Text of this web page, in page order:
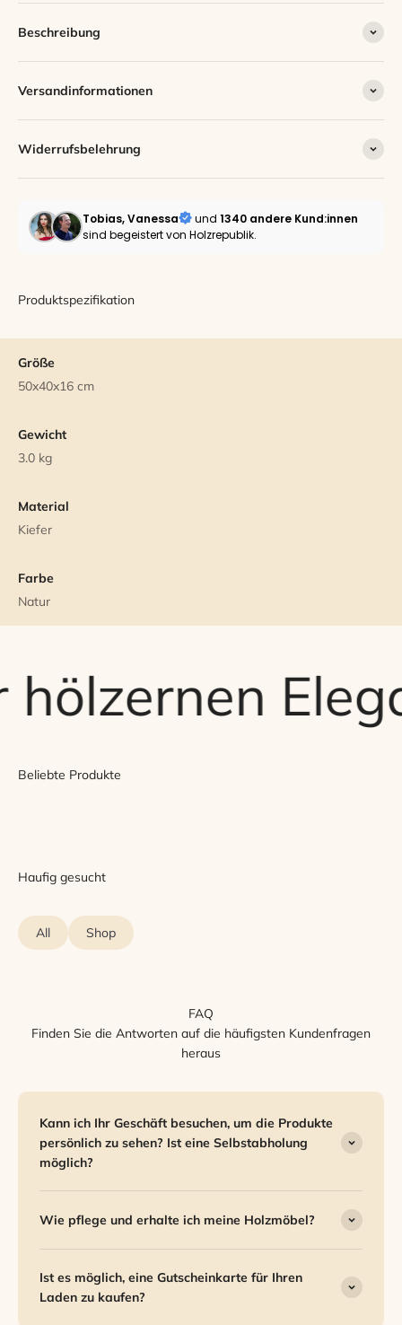
Beschreibung
Versandinformationen
Widerrufsbelehrung
Tobias, Vanessa und 1340 andere Kund:innen
sind begeistert von Holzrepublik.
Produktspezifikation
Größe
50x40x16 cm
Gewicht
3.0 kg
Material
Kiefer
Farbe
Natur
Beliebte Produkte
Haufig gesucht
All Shop
FAQ
Finden Sie die Antworten auf die häufigsten Kundenfragen
heraus
Kann ich Ihr Geschäft besuchen, um die Produkte
persönlich zu sehen? Ist eine Selbstabholung
möglich?
Wie pflege und erhalte ich meine Holzmöbel?
Ist es möglich, eine Gutscheinkarte für Ihren
Laden zu kaufen?